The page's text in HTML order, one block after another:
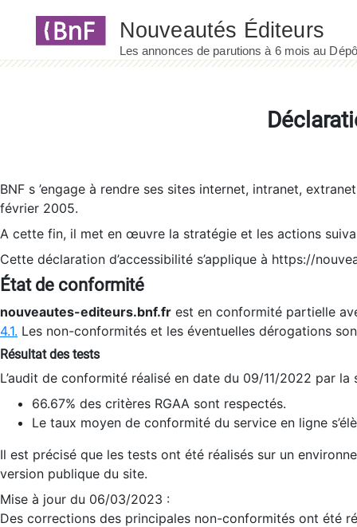
BNF s ’engage à rendre ses sites internet, intranet,
février 2005.
A cette fin, il met en œuvre la stratégie et les actions
Cette déclaration d’accessibilité s’applique à https://
État de conformité
nouveautes-editeurs.bnf.fr est en conformité partielle
4.1. Les non-conformités et les éventuelles dérogations
Résultat des tests
L’audit de conformité réalisé en date du 09/11/2022 par
66.67% des critères RGAA sont respectés.
Le taux moyen de conformité du service en ligne
Il est précisé que les tests ont été réalisés sur un
version publique du site.
Mise à jour du 06/03/2023 :
Des corrections des principales non-conformités ont été